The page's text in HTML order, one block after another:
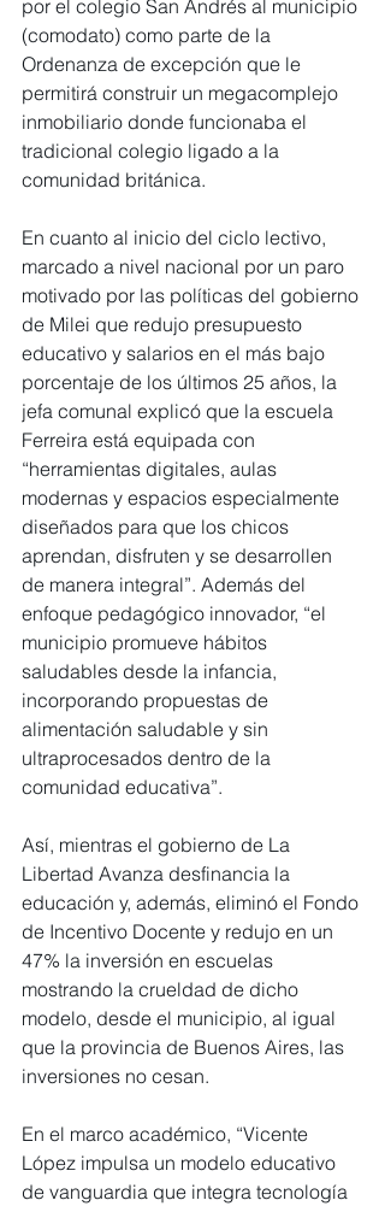
por el colegio San Andrés al municipio
(comodato) como parte de la
Ordenanza de excepción que le
permitirá construir un megacomplejo
inmobiliario donde funcionaba el
tradicional colegio ligado a la
comunidad británica.
En cuanto al inicio del ciclo lectivo,
marcado a nivel nacional por un paro
motivado por las políticas del gobierno
de Milei que redujo presupuesto
educativo y salarios en el más bajo
porcentaje de los últimos 25 años, la
jefa comunal explicó que la escuela
Ferreira está equipada con
“herramientas digitales, aulas
modernas y espacios especialmente
diseñados para que los chicos
aprendan, disfruten y se desarrollen
de manera integral”. Además del
enfoque pedagógico innovador, “el
municipio promueve hábitos
saludables desde la infancia,
incorporando propuestas de
alimentación saludable y sin
ultraprocesados dentro de la
comunidad educativa”.
Así, mientras el gobierno de La
Libertad Avanza desfinancia la
educación y, además, eliminó el Fondo
de Incentivo Docente y redujo en un
47% la inversión en escuelas
mostrando la crueldad de dicho
modelo, desde el municipio, al igual
que la provincia de Buenos Aires, las
inversiones no cesan.
En el marco académico, “Vicente
López impulsa un modelo educativo
de vanguardia que integra tecnología